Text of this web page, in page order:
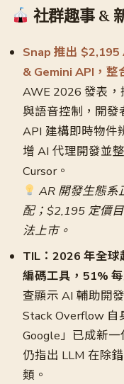
社群趣事 &
Snap 推出 $2,195
& Gemini API，整
AWE 2026 發表，
與語音控制，開發
API 建構即時物件
增 AI 代理開發並
Cursor。
AR 開發生態系
配；$2,195 定價
法上市。
TIL：2026 年全球
編碼工具，51%
查顯示 AI 輔助開
Stack Overflow 自
Google」已成新
仍指出 LLM 在除
類。